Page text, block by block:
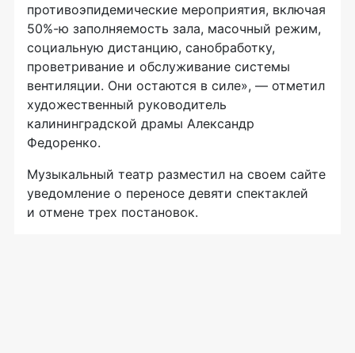
противоэпидемические мероприятия, включая
50%-ю заполняемость зала, масочный режим,
социальную дистанцию, санобработку,
проветривание и обслуживание системы
вентиляции. Они остаются в силе», — отметил
художественный руководитель
калининградской драмы Александр
Федоренко.
Музыкальный театр разместил на своем сайте
уведомление о переносе девяти спектаклей
и отмене трех постановок.